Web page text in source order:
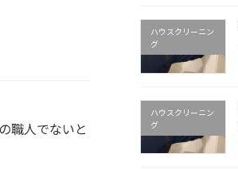
職人でないと
ハウスクリーニン
グ
ハウスクリーニン
グ